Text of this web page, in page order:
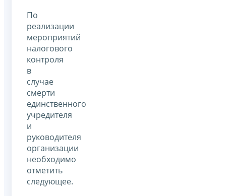
По
реализации
мероприятий
налогового
контроля
в
случае
смерти
единственного
учредителя
и
руководителя
организации
необходимо
отметить
следующее.